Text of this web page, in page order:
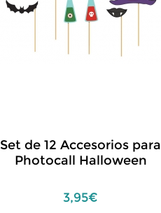
Set de 12 Accesorios para
Photocall Halloween
3,95€